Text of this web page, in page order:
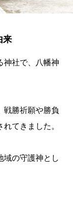
来
神社で、八幡神
戦勝祈願や勝負
てきました。
域の守護神とし